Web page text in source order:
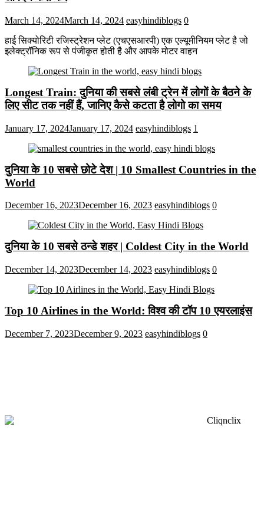
March 14, 2024March 14, 2024 easyhindiblogs 0
हाई सिक्योरिटी रजिस्ट्रेशन प्लेट (एचएसआरपी) एक एल्यूमीनियम प्लेट है जो
इलेक्ट्रॉनिक रूप से पंजीकृत होती है और आपके मोटर वाहन
Longest Train: दुनिया की सबसे लंबी ट्रेन में लोगों के बैठने के
लिए सीट तक ​​नहीं हैं, जानिए कैसे कटता है लोगो का समय
January 17, 2024January 17, 2024 easyhindiblogs 1
दुनिया के 10 सबसे छोटे देश | 10 Smallest Countries in the
World
December 16, 2023December 16, 2023 easyhindiblogs 0
दुनिया के 10 सबसे ठन्डे शहर | Coldest City in the World
December 14, 2023December 14, 2023 easyhindiblogs 0
Top 10 Airlines in the World: विश्व की टॉप 10 एयरलाइंस
December 7, 2023December 9, 2023 easyhindiblogs 0